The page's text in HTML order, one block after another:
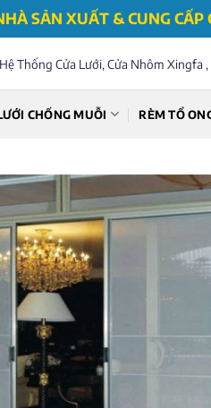
SẢN XUẤT & CUNG CẤP
Thống Cửa Lưới, Cửa Nhôm Xingfa
CHỐNG MUỖI RÈM TỔ